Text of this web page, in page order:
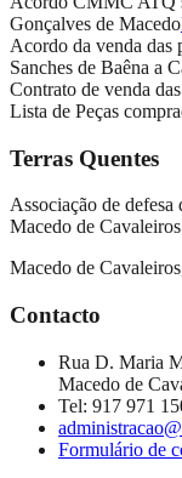
Gonçalves de Macedo
Acordo da venda das
Sanches de Baêna a
Contrato de venda
Lista de Peças
Terras Quentes
Associação de
Macedo de Cavaleiros
Macedo de
Contacto
Rua D. Maria
Macedo de
Tel: 917 971
Formulário de